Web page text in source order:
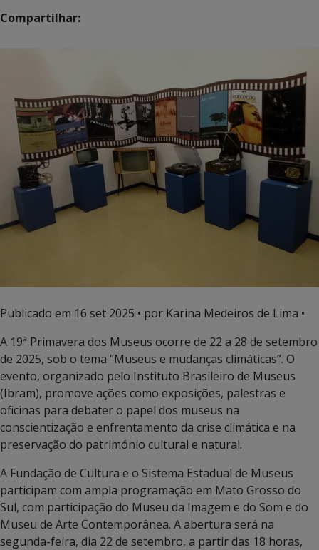
Compartilhar:
Publicado em 16 set 2025 • por Karina Medeiros de Lima •
A 19ª Primavera dos Museus ocorre de 22 a 28 de setembro
de 2025, sob o tema “Museus e mudanças climáticas”. O
evento, organizado pelo Instituto Brasileiro de Museus
(Ibram), promove ações como exposições, palestras e
oficinas para debater o papel dos museus na
conscientização e enfrentamento da crise climática e na
preservação do património cultural e natural.
A Fundação de Cultura e o Sistema Estadual de Museus
participam com ampla programação em Mato Grosso do
Sul, com participação do Museu da Imagem e do Som e do
Museu de Arte Contemporânea. A abertura será na
segunda-feira, dia 22 de setembro, a partir das 18 horas,